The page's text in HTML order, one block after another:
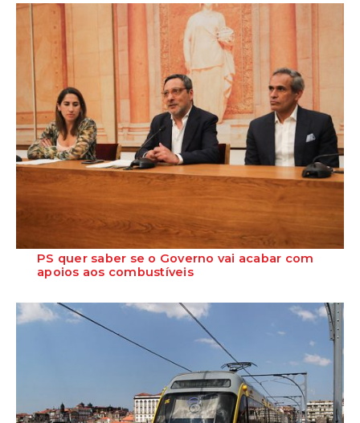
está disponível para viabilizar, n...
PS quer saber se o Governo vai acabar com
apoios aos combustíveis
estratégia para as medidas fisc...